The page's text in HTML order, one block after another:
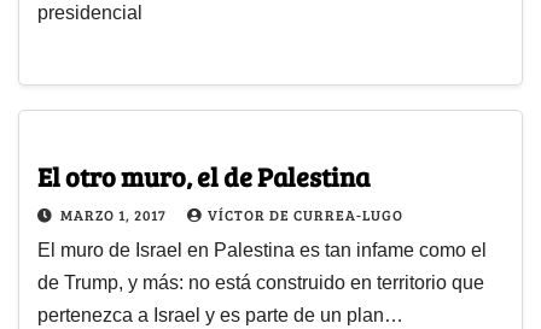
presidencial
El otro muro, el de Palestina
MARZO 1, 2017 VÍCTOR DE CURREA-LUGO
El muro de Israel en Palestina es tan infame como el
de Trump, y más: no está construido en territorio que
pertenezca a Israel y es parte de un plan…